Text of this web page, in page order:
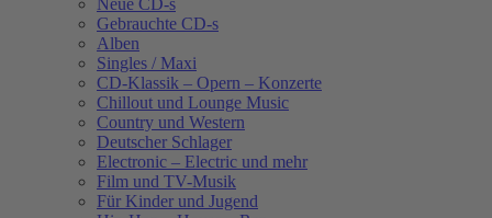
Gebrauchte CD-s
Alben
Singles / Maxi
CD-Klassik – Opern – Konzerte
Chillout und Lounge Music
Country und Western
Deutscher Schlager
Electronic – Electric und mehr
Film und TV-Musik
Für Kinder und Jugend